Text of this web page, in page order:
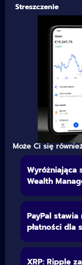
Streszczenie
Może Ci się
Wyróżniająca
Wealth
PayPal
płatności dla
XRP: Ripple